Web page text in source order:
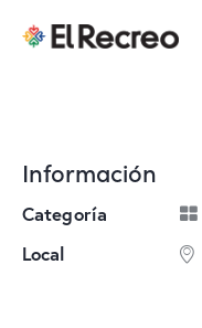
Información
Categoría
Local